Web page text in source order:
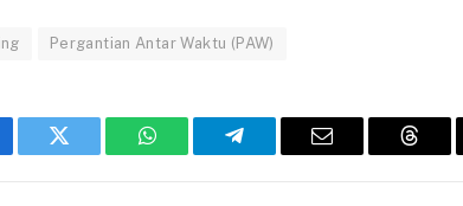
Pergantian Antar Waktu (PAW)
Twitter WhatsAppTelegram Email